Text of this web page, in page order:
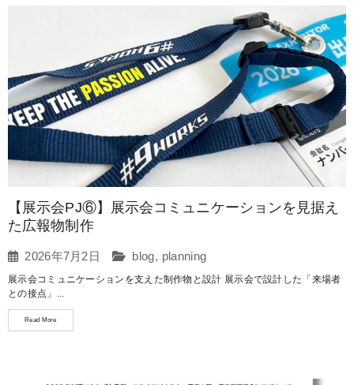
【展示会PJ⑥】展示会コミュニケーションを見据え
た広報物制作
2026年7月2日 blog, planning
展示会コミュニケーションを支えた制作物と設計 展示会で設計した「来場者
との接点」...
Read More